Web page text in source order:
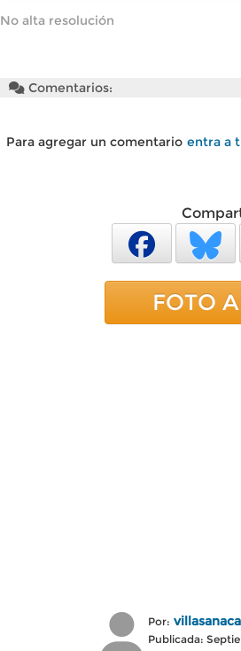
No alta resolución
Comentarios:
Para agregar un comentario entra a
FOTO
Por:
Publicada: